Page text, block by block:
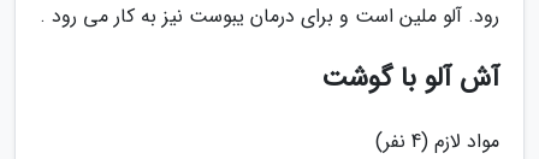
رود. آلو ملین است و برای درمان یبوست نیز به کار می رود .
آش آلو با گوشت
مواد لازم (4 نفر)